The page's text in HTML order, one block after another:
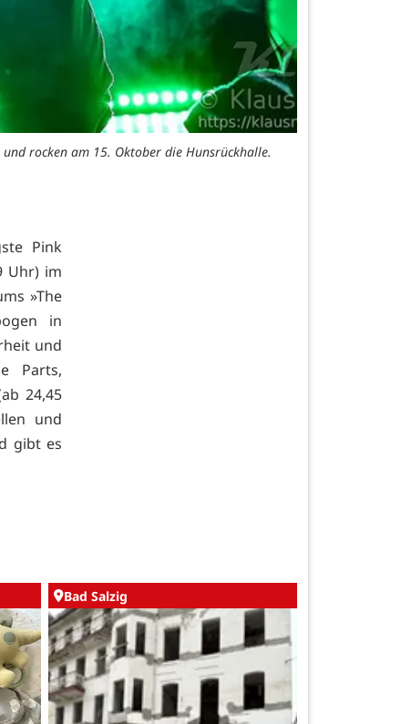
rocken am 15. Oktober die Hunsrückhalle.
Pink
Uhr) im
»The
in
und
Parts,
24,45
und
gibt es
Bad Salzig